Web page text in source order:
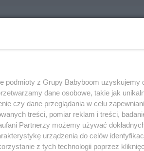
Opowiedz historię nocnego
podmioty z Grupy Babyboom uzyskujemy
dane osobowe, takie jak
czy dane przeglądania w celu
treści, pomiar reklam i treści,
Partnerzy możemy używać
urządzenia do celów
z tych technologii poprzez